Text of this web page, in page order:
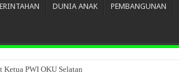
DUNIA ANAK PEMBANGUNAN
PWI OKU Selatan